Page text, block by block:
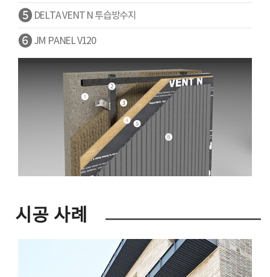
❺DELTA VENT N 투습방수지
❻JM PANEL V120
시공 사례